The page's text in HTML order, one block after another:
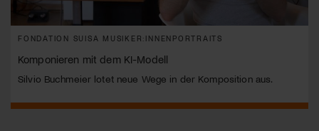
FONDATION SUISA MUSIKER:INNENPORTRAITS
Komponieren mit dem KI-Modell
Silvio Buchmeier lotet neue Wege in der Komposition aus.